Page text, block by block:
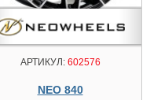
АРТИКУЛ:602576
NEO 840